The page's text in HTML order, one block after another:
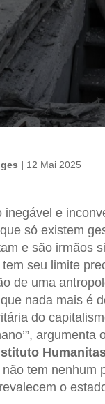
| 12 Mai 2025
inegável e
só existem
e são irmãos
seu limite
de uma
nada mais é
do
argumenta
tem nenhum
o